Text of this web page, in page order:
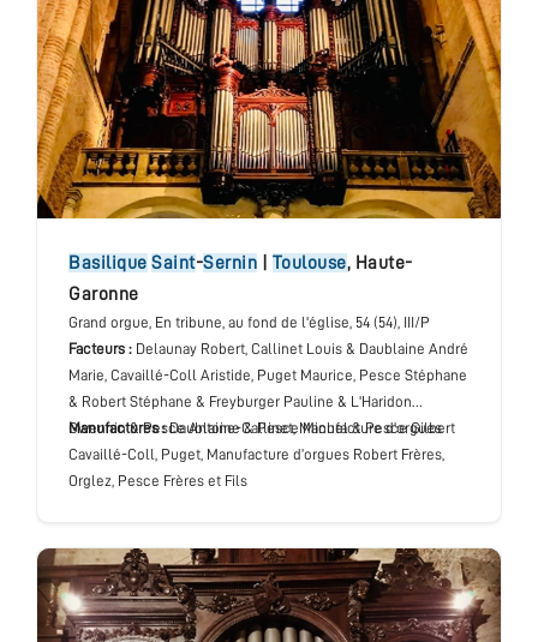
basilique Saint-Sernin Toulouse, Haute-
Garonne
Grand orgue, En tribune, au fond de l'église, 54 (54), III/P
Facteurs : Delaunay Robert, Callinet Louis & Daublaine André
Marie, Cavaillé-Coll Aristide, Puget Maurice, Pesce Stéphane
& Robert Stéphane & Freyburger Pauline & L'Haridon
Gwennin & Pesce Antoine & Pesce Michel & Pesce Gilbert
Manufactures : Daublaine-Callinet, Manufacture d’orgues
Cavaillé-Coll, Puget, Manufacture d’orgues Robert Frères,
Orglez, Pesce Frères et Fils